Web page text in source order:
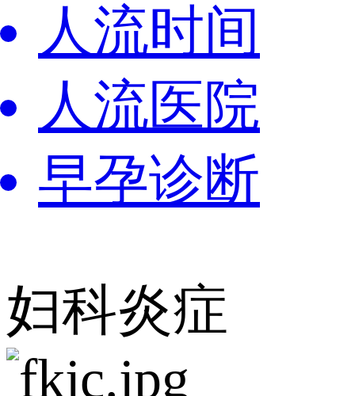
人流时间
人流医院
早孕诊断
妇科炎症